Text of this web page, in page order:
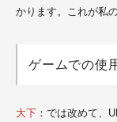
かります。これが私
ゲームでの使
大下 ：では改めて、